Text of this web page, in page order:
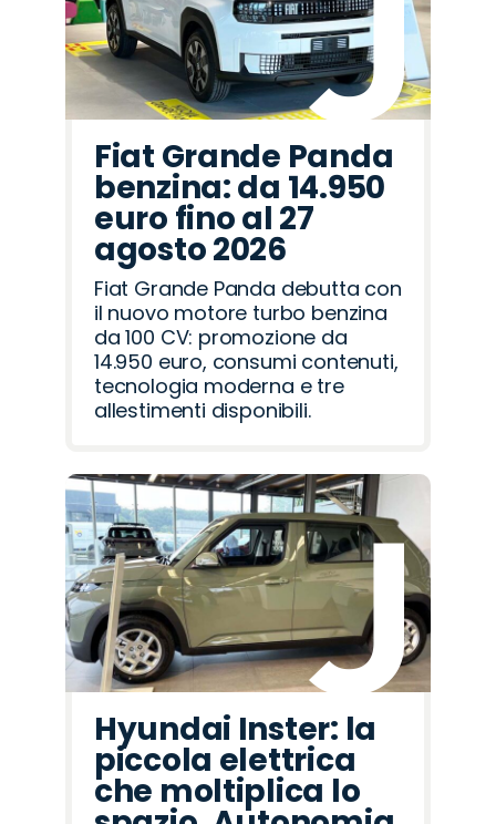
Fiat Grande Panda
benzina: da 14.950
euro fino al 27
agosto 2026
Fiat Grande Panda debutta con
il nuovo motore turbo benzina
da 100 CV: promozione da
14.950 euro, consumi contenuti,
tecnologia moderna e tre
allestimenti disponibili.
Hyundai Inster: la
piccola elettrica
che moltiplica lo